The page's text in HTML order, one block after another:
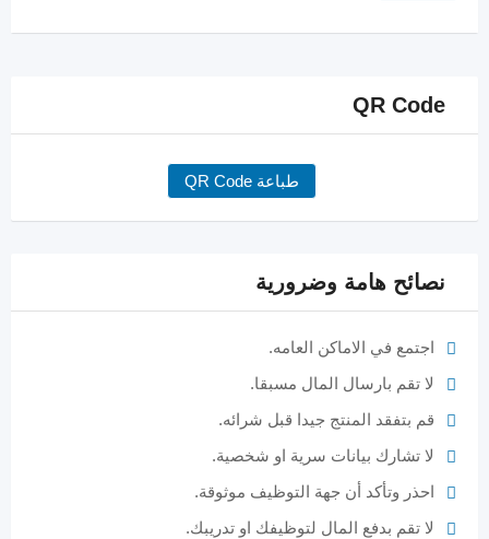
QR Code
طباعة QR Code
نصائح هامة وضرورية
اجتمع في الاماكن العامه.
لا تقم بارسال المال مسبقا.
قم بتفقد المنتج جيدا قبل شرائه.
لا تشارك بيانات سرية او شخصية.
احذر وتأكد أن جهة التوظيف موثوقة.
لا تقم بدفع المال لتوظيفك او تدريبك.